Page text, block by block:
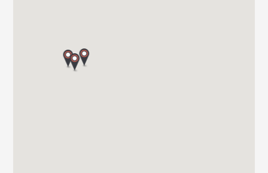
Carretera de Santiago Nacional 540 Km 4.5 27210